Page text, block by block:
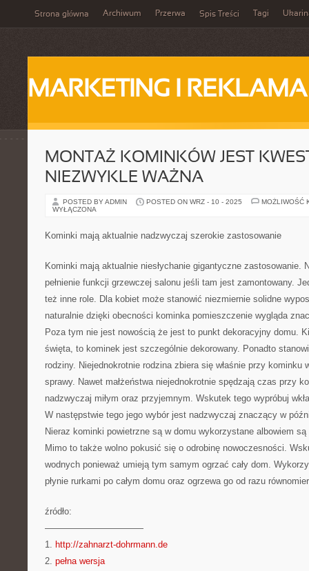
Strona główna Archiwum Przerwa Spis Treści Tagi
MARKETING I REKLAMA
MONTAŻ KOMINKÓW JEST
NIEZWYKLE WAŻNA
POSTED BY ADMIN POSTED ON WRZ - 10 - 2025
MOŻLIWOŚĆ
WYŁĄCZONA
Kominki mają aktualnie nadzwyczaj szerokie zastosowanie
Kominki mają aktualnie niesłychanie gigantyczne zastosowanie.
pełnienie funkcji grzewczej salonu jeśli tam jest zamontowany.
też inne role. Dla kobiet może stanowić niezmiernie solidne
naturalnie dzięki obecności kominka pomieszczenie wygląda
Poza tym nie jest nowością że jest to punkt dekoracyjny domu.
święta, to kominek jest szczególnie dekorowany. Ponadto
rodziny. Niejednokrotnie rodzina zbiera się właśnie przy kominku
sprawy. Nawet małżeństwa niejednokrotnie spędzają czas przy
nadzwyczaj miłym oraz przyjemnym. Wskutek tego wypróbuj
W następstwie tego jego wybór jest nadzwyczaj znaczący w
Nieraz kominki powietrzne są w domu wykorzystane albowiem
Mimo to także wolno pokusić się o odrobinę nowoczesności.
wodnych ponieważ umieją tym samym ogrzać cały dom.
płynie rurkami po całym domu oraz ogrzewa go od razu
źródło:
———————————
1. http://zahnarzt-dohrmann.de
2. pełna wersja